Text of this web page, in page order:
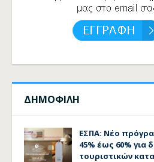
ΔΗΜΟΦΙΛΗ
ΕΣΠΑ: Νέο
45% έως 60% για
τουριστικών